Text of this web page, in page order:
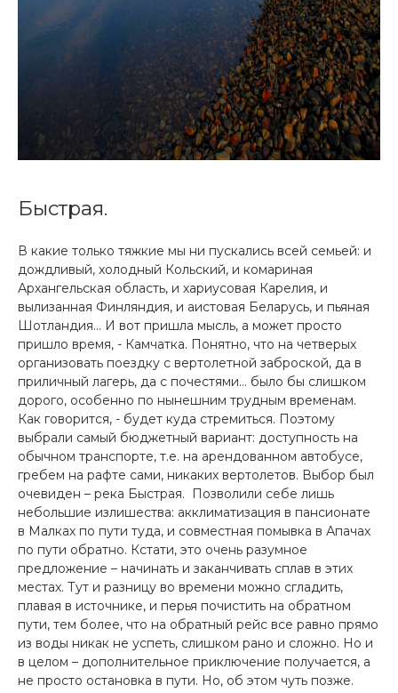
Быстрая.
В какие только тяжкие мы ни пускались всей семьей: и
дождливый, холодный Кольский, и комариная
Архангельская область, и хариусовая Карелия, и
вылизанная Финляндия, и аистовая Беларусь, и пьяная
Шотландия... И вот пришла мысль, а может просто
пришло время, - Камчатка. Понятно, что на четверых
организовать поездку с вертолетной заброской, да в
приличный лагерь, да с почестями… было бы слишком
дорого, особенно по нынешним трудным временам.
Как говорится, - будет куда стремиться. Поэтому
выбрали самый бюджетный вариант: доступность на
обычном транспорте, т.е. на арендованном автобусе,
гребем на рафте сами, никаких вертолетов. Выбор был
очевиден – река Быстрая. Позволили себе лишь
небольшие излишества: акклиматизация в пансионате
в Малках по пути туда, и совместная помывка в Апачах
по пути обратно. Кстати, это очень разумное
предложение – начинать и заканчивать сплав в этих
местах. Тут и разницу во времени можно сгладить,
плавая в источнике, и перья почистить на обратном
пути, тем более, что на обратный рейс все равно прямо
из воды никак не успеть, слишком рано и сложно. Но и
в целом – дополнительное приключение получается, а
не просто остановка в пути. Но, об этом чуть позже.